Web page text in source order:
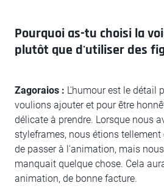
Pourquoi as-tu choisi la
plutôt que d'utiliser des
Zagoraios : L'humour est le détail
voulions ajouter et pour être
délicate à prendre. Lorsque nous
styleframes, nous étions
de passer à l'animation, mais
manquait quelque chose. Cela
animation, de bonne facture.